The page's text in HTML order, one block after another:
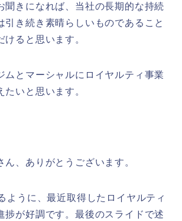
聞きになれば、当社の長期的な持続
引き続き素晴らしいものであること
けると思います。
ムとマーシャルにロイヤルティ事業
いと思います。
ん、ありがとうございます。
ように、最近取得したロイヤルティ
捗が好調です。最後のスライドで述